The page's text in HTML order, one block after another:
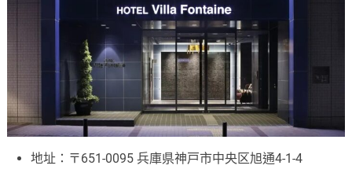
地址：〒651-0095 兵庫県神戸市中央区旭通4-1-4